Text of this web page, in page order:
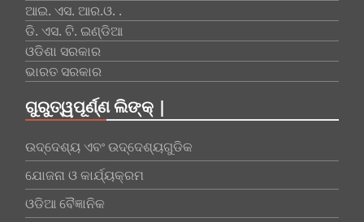
ଆଇ. ଏସ. ଆର.ଓ. .
ଡି. ଏସ. ଟି. ଇଣ୍ଡିଆ
ଓଡିଶା ସରକାର
ଭାରତ ସରକାର
ଗୁରୁତ୍ୱପୂର୍ଣ୍ଣ ଲିଙ୍କ୍ |
ଉଦ୍ଦେଶ୍ୟ ଏବଂ ଉଦ୍ଦେଶ୍ୟଗୁଡିକ
ଯୋଜନା ଓ କାର୍ଯ୍ୟକ୍ରମ
ଓଡିଆ ବୈଜ୍ଞାନିକ